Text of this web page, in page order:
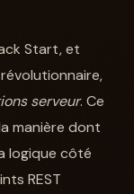
Start, et
serveur. Ce
manière dont
logique côté
REST